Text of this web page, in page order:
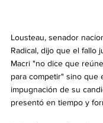
Lousteau, senador
Radical, dijo que el fallo
Macri "no dice que
para competir" sino que
impugnación de su
presentó en tiempo y